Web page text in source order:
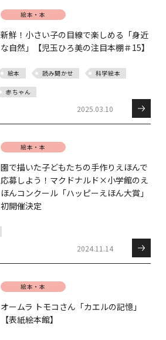
絵本・本
新鮮！小さい子の目線で楽しめる「身近
な自然」【児玉ひろ美の注目本棚＃15】
絵本 読み聞かせ 科学絵本
赤ちゃん
2025.03.10
絵本・本
園で描いた子どもたちの手作りえほんで
応募しよう！マクドナルド×小学館のえ
ほんコンクール「ハッピーえほん大賞」
初開催決定
2024.11.14
絵本・本
オームラ トモコさん「カエルの記憶」
【表紙絵本館】